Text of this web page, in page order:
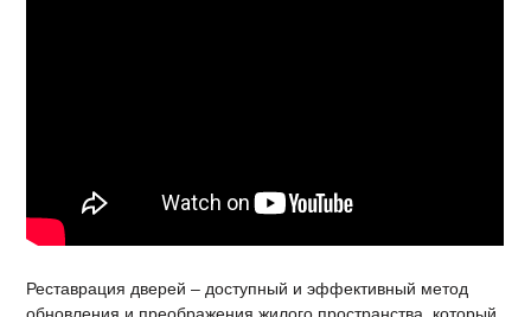
Реставрация дверей – доступный и эффективный метод